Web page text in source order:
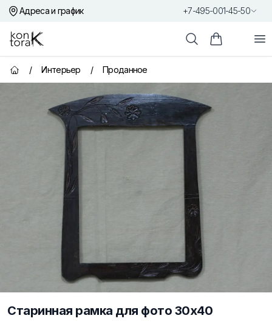
Адреса и график +7-495-001-45-50
Контора К
ПоискКорзина
Главная страница
/ Интерьер / Проданное
Старинная рамка для фото 30x40